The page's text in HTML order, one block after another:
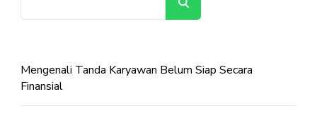
Mengenali Tanda Karyawan Belum Siap Secara
Finansial